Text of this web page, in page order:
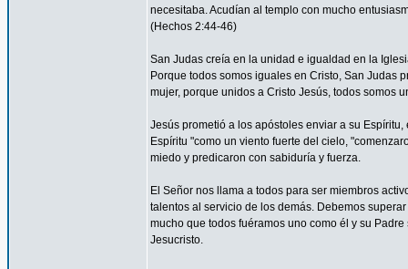
necesitaba. Acudían al templo con mucho
(Hechos 2:44-46)
San Judas creía en la unidad e igualdad en la
Porque todos somos iguales en Cristo, San Judas
mujer, porque unidos a Cristo Jesús, todos somos
Jesús prometió a los apóstoles enviar a su
Espíritu "como un viento fuerte del cielo,
miedo y predicaron con sabiduría y fuerza.
El Señor nos llama a todos para ser miembros
talentos al servicio de los demás. Debemos
mucho que todos fuéramos uno como él y su
Jesucristo.